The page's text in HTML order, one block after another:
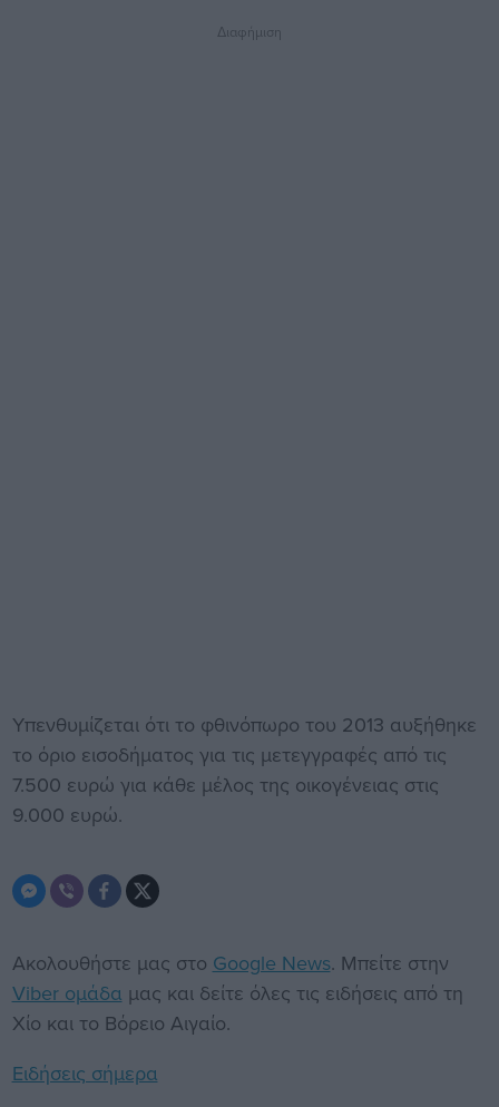
Διαφήμιση
Υπενθυμίζεται ότι το φθινόπωρο του 2013 αυξήθηκε
το όριο εισοδήματος για τις μετεγγραφές από τις
7.500 ευρώ για κάθε μέλος της οικογένειας στις
9.000 ευρώ.
Ακολουθήστε μας στο Google News. Μπείτε στην
Viber ομάδα μας και δείτε όλες τις ειδήσεις από τη
Χίο και το Βόρειο Αιγαίο.
Ειδήσεις σήμερα